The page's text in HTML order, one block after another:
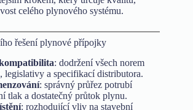
celého plynového systému.
řešení plynové přípojky
: dodržení všech norem
legislativy a specifikací distributora.
: správný průřez potrubí
tlak a dostatečný průtok plynu.
: rozhodující vliv na stavební